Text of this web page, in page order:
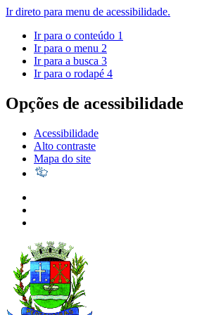
Ir direto para menu de acessibilidade.
Ir para o conteúdo 1
Ir para o menu 2
Ir para a busca 3
Ir para o rodapé 4
Opções de acessibilidade
Acessibilidade
Alto contraste
Mapa do site